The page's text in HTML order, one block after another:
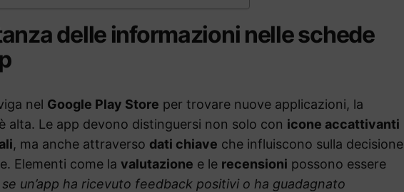
delle informazioni nelle schede
nel Google Play Store per trovare nuove applicazioni, la
alta. Le app devono distinguersi non solo con icone accattivanti
, ma anche attraverso dati chiave che influiscono sulla decisione
Elementi come la valutazione e le recensioni possono essere
se un’app ha ricevuto feedback positivi o ha guadagnato